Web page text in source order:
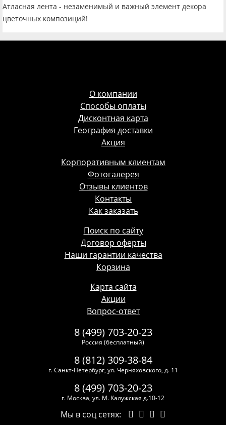
Атласная лента - незаменимый и важный элемент декора
цветочных композиций!
О компании
Способы оплаты
Дисконтная карта
География доставки
Акция
Корпоративным клиентам
Фотогалерея
Отзывы клиентов
Контакты
Как заказать
Поиск по сайту
Договор оферты
Наши гарантии качества
Корзина
Карта сайта
Акции
Вопрос-ответ
8 (499) 703-20-23
Россия (бесплатный)
8 (812) 309-38-84
г. Санкт-Петербург, ул. Черняховского, д. 11
8 (499) 703-20-23
г. Москва, ул. М. Калужская д.10-12
Мы в соц сетях: